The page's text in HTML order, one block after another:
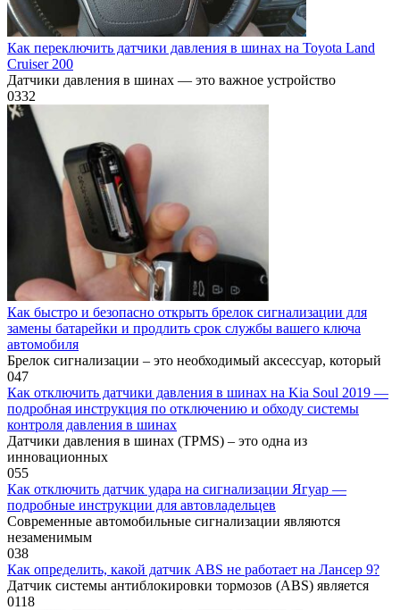
Как переключить датчики давления в шинах на Toyota Land
Cruiser 200
Датчики давления в шинах — это важное устройство
0332
Как быстро и безопасно открыть брелок сигнализации для
замены батарейки и продлить срок службы вашего ключа
автомобиля
Брелок сигнализации – это необходимый аксессуар, который
047
Как отключить датчики давления в шинах на Kia Soul 2019 —
подробная инструкция по отключению и обходу системы
контроля давления в шинах
Датчики давления в шинах (TPMS) – это одна из
инновационных
055
Как отключить датчик удара на сигнализации Ягуар —
подробные инструкции для автовладельцев
Современные автомобильные сигнализации являются
незаменимым
038
Как определить, какой датчик ABS не работает на Лансер 9?
Датчик системы антиблокировки тормозов (ABS) является
0118